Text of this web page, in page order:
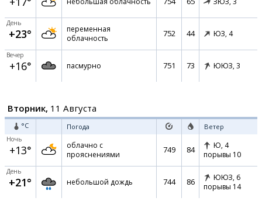
День
+23°
переменная
облачность
752 44 ЮЗ, 4
Вечер
+16° пасмурно 751 73 ЮЮЗ, 3
Вторник, 11 Августа
°C Погода Ветер
Ночь
+13°
облачно с
прояснениями
749 84 Ю, 4
порывы 10
День
+21° небольшой дождь 744 86 ЮЮЗ, 6
порывы 14